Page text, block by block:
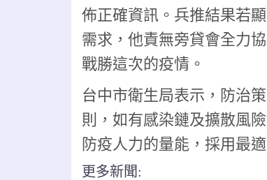
佈正確資訊。兵推結果若
需求，他責無旁貸會全力
戰勝這次的疫情。
台中市衛生局表示，防治
則，如有感染鏈及擴散風
防疫人力的量能，採用最
更多新聞: